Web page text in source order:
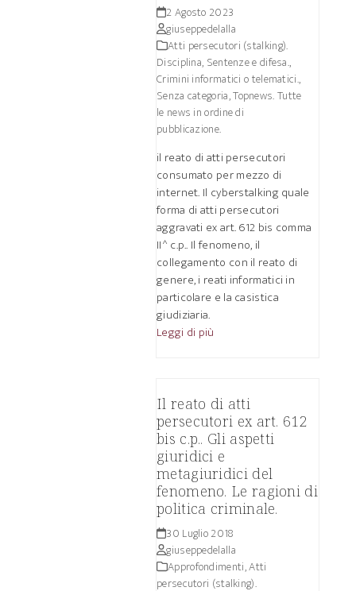
2 Agosto 2023
giuseppedelalla
Atti persecutori (stalking).
Disciplina, Sentenze e difesa.,
Crimini informatici o telematici.,
Senza categoria,Topnews. Tutte
le news in ordine di
pubblicazione.
il reato di atti persecutori
consumato per mezzo di
internet. Il cyberstalking quale
forma di atti persecutori
aggravati ex art. 612 bis comma
II^ c.p.. Il fenomeno, il
collegamento con il reato di
genere, i reati informatici in
particolare e la casistica
giudiziaria.
Leggi di più
Il reato di atti
persecutori ex art. 612
bis c.p.. Gli aspetti
giuridici e
metagiuridici del
fenomeno. Le ragioni di
politica criminale.
30 Luglio 2018
giuseppedelalla
Approfondimenti,Atti
persecutori (stalking).